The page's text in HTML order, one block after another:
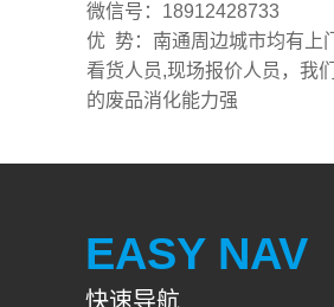
微信号：18912428733
优 势：南通周边城市均有上门
看货人员,现场报价人员，我们
的废品消化能力强
EASY NAV
快速导航